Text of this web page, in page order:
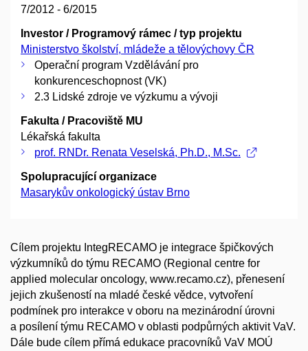
7/2012 - 6/2015
Investor / Programový rámec / typ projektu
Ministerstvo školství, mládeže a tělovýchovy ČR
Operační program Vzdělávání pro
konkurenceschopnost (VK)
2.3 Lidské zdroje ve výzkumu a vývoji
Fakulta / Pracoviště MU
Lékařská fakulta
prof. RNDr. Renata Veselská, Ph.D., M.Sc.
Spolupracující organizace
Masarykův onkologický ústav Brno
Cílem projektu IntegRECAMO je integrace špičkových
výzkumníků do týmu RECAMO (Regional centre for
applied molecular oncology, www.recamo.cz), přenesení
jejich zkušeností na mladé české vědce, vytvoření
podmínek pro interakce v oboru na mezinárodní úrovni
a posílení týmu RECAMO v oblasti podpůrných aktivit VaV.
Dále bude cílem přímá edukace pracovníků VaV MOÚ